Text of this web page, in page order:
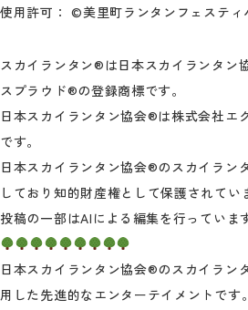
使用許可： ©美里町ランタンフェスティ
スカイランタン®は日本スカイランタン
スプラウド®の登録商標です。
日本スカイランタン協会®は株式会社エ
です。
日本スカイランタン協会®のスカイラン
しており知的財産権として保護されてい
投稿の一部はAIによる編集を行っていま
日本スカイランタン協会®のスカイラン
用した先進的なエンターテイメントです